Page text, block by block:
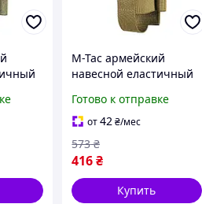
Molle
M-Tac армейский
навесной еластичный
турникета на Molle
Gen.III Coyote
Готово к отправке
от42₴/мес
416₴
573 ₴
Купить